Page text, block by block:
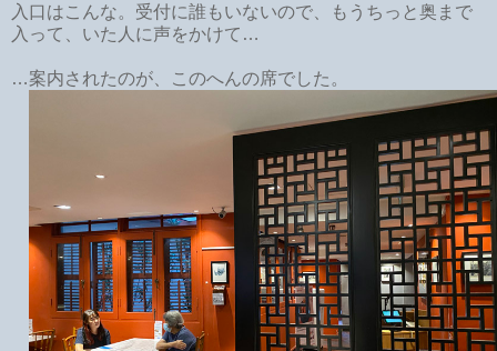
入口はこんな。受付に誰もいないので、もうちっと奥まで
入って、いた人に声をかけて…
…案内されたのが、このへんの席でした。